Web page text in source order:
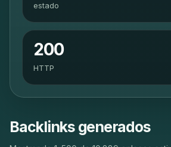
estado
200
HTTP
Backlinks generados